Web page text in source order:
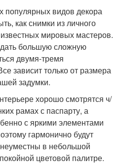
популярных видов декора
как снимки из личного
мировых мастеров.
большую сложную
двумя-тремя
зависит только от размера
задумки.
хорошо смотрятся ч/
рамах с паспарту, а
с яркими элементами
гармонично будут
в небольшой
цветовой палитре.